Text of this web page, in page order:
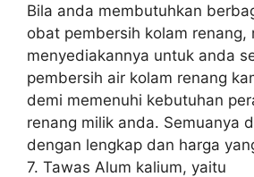
Bila anda membutuhkan
obat pembersih kolam renang,
menyediakannya untuk anda
pembersih air kolam renang
demi memenuhi kebutuhan
renang milik anda. Semuanya
dengan lengkap dan harga
7. Tawas Alum kalium, yaitu